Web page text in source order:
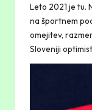
Leto 2021 je tu.
na športnem
omejitev,
Sloveniji